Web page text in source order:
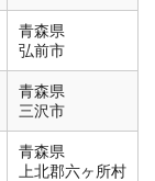
青森県
弘前市
青森県
三沢市
青森県
上北郡六ヶ所村